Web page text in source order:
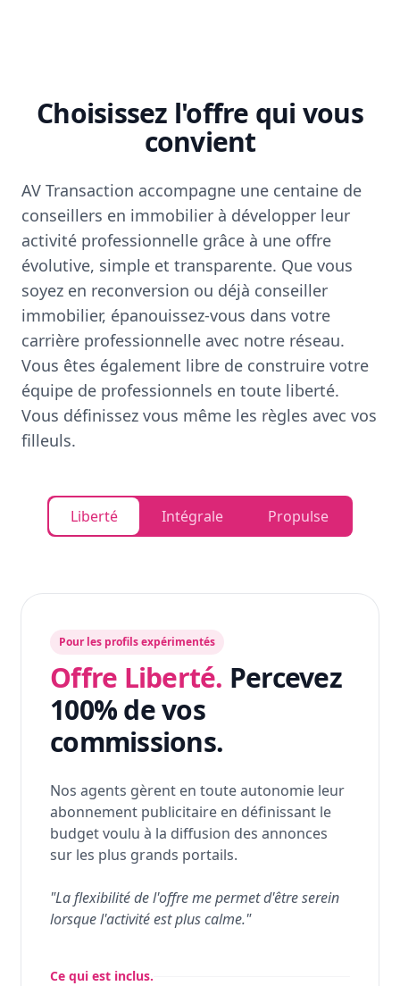
Choisissez l'offre qui vous
convient
AV Transaction accompagne une centaine de
conseillers en immobilier à développer leur
activité professionnelle grâce à une offre
évolutive, simple et transparente. Que vous
soyez en reconversion ou déjà conseiller
immobilier, épanouissez-vous dans votre
carrière professionnelle avec notre réseau.
Vous êtes également libre de construire votre
équipe de professionnels en toute liberté.
Vous définissez vous même les règles avec vos
filleuls.
Liberté Intégrale Propulse
Pour les profils expérimentés
Offre Liberté. Percevez
100% de vos
commissions.
Nos agents gèrent en toute autonomie leur
abonnement publicitaire en définissant le
budget voulu à la diffusion des annonces
sur les plus grands portails.
"La flexibilité de l'offre me permet d'être serein
lorsque l'activité est plus calme."
Ce qui est inclus.